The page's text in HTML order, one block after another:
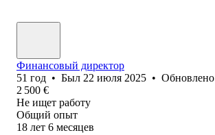
Финансовый директор
51 год • Был 22 июля 2025 • Обновлено
2 500 €
Не ищет работу
Общий опыт
18 лет 6 месяцев